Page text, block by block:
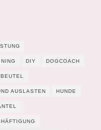
DIY DOGCOACH
AUSLASTEN HUNDE